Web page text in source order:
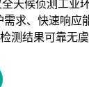
天候侦测工业
需求、快速响应
测结果可靠无虞